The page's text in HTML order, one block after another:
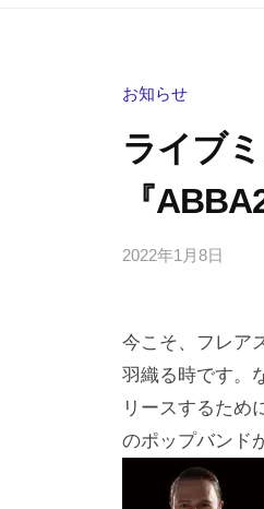
お知らせ
ライブ
『
2022年1月8日
i
g
a
h
の
コ
メ
ト
今こそ、フレア
羽織る時です。
リースするため
のポップバンド